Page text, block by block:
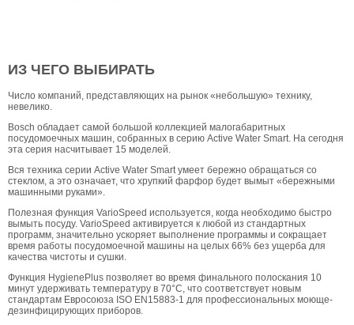
ИЗ ЧЕГО ВЫБИРАТЬ
Число компаний, представляющих на рынок «небольшую» технику,
невелико.
Bosch обладает самой большой коллекцией малогабаритных
посудомоечных машин, собранных в серию Active Water Smart. На сегодня
эта серия насчитывает 15 моделей.
Вся техника серии Active Water Smart умеет бережно обращаться со
стеклом, а это означает, что хрупкий фарфор будет вымыт «бережными
машинными руками».
Полезная функция VarioSpeed используется, когда необходимо быстро
вымыть посуду. VarioSpeed активируется к любой из стандартных
программ, значительно ускоряет выполнение программы и сокращает
время работы посудомоечной машины на целых 66% без ущерба для
качества чистоты и сушки.
Функция HygienePlus позволяет во время финального полоскания 10
минут удерживать температуру в 70°C, что соответствует новым
стандартам Евросоюза ISO EN15883-1 для профессиональных моюще-
дезинфицирующих приборов.